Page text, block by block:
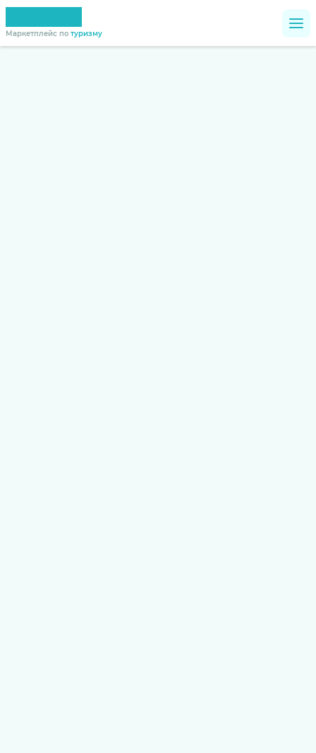
Маркетплейс по туризму